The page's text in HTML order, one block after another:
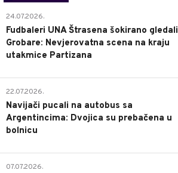
24.07.2026.
Fudbaleri UNA Štrasena šokirano gledali
Grobare: Nevjerovatna scena na kraju
utakmice Partizana
22.07.2026.
Navijači pucali na autobus sa
Argentincima: Dvojica su prebačena u
bolnicu
07.07.2026.